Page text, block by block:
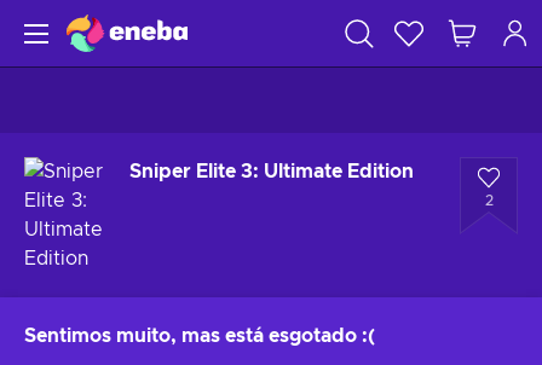
Sniper Elite 3: Ultimate Edition
2
Sentimos muito, mas está esgotado :(